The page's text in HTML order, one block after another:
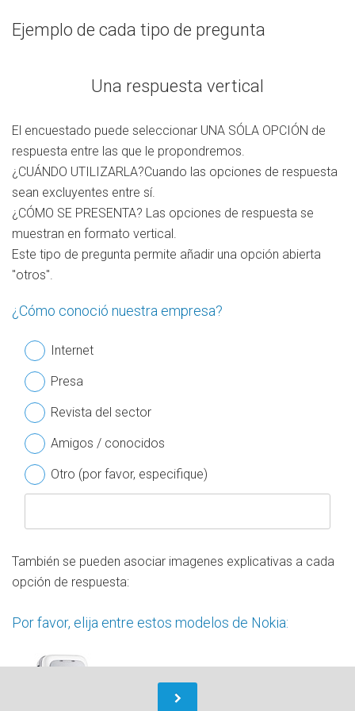
Ejemplo de cada tipo de pregunta
Una respuesta vertical
El encuestado puede seleccionar UNA SÓLA OPCIÓN de
respuesta entre las que le propondremos.
¿CUÁNDO UTILIZARLA?Cuando las opciones de respuesta
sean excluyentes entre sí.
¿CÓMO SE PRESENTA? Las opciones de respuesta se
muestran en formato vertical.
Este tipo de pregunta permite añadir una opción abierta
"otros".
¿Cómo conoció nuestra empresa?
Internet
Presa
Revista del sector
Amigos / conocidos
Otro (por favor, especifique)
También se pueden asociar imagenes explicativas a cada
opción de respuesta:
Por favor, elija entre estos modelos de Nokia: